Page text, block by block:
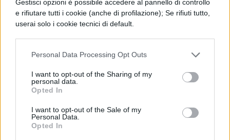
Gestisci opzioni è possibile accedere al pannello di controllo
e rifiutare tutti i cookie (anche di profilazione); Se rifiuti tutto,
userai solo i cookie tecnici di default.
Personal Data Processing Opt Outs
I want to opt-out of the Sharing of my
personal data.
Opted In
I want to opt-out of the Sale of my
Personal Data.
Opted In
ammonta lo stipendio
di un mestiere faticoso e stressante perché si
è sottoposti a lavorare con detenuti, per
diverse ore al giorno e che, per svariati
motivi, possono anche presentare disturbi al